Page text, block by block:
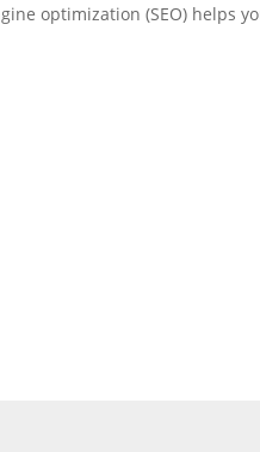
optimization (SEO) helps